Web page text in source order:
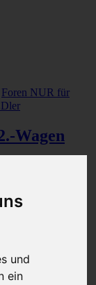
und
ein
Foren NUR für
Wagen